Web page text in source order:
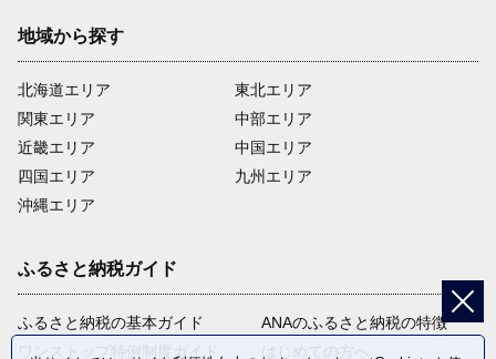
地域から探す
北海道エリア
関東エリア
近畿エリア
四国エリア
沖縄エリア
東北エリア
中部エリア
中国エリア
九州エリア
ふるさと納税ガイド
ふるさと納税の基本ガイド
ANAのふるさと納税の特徴